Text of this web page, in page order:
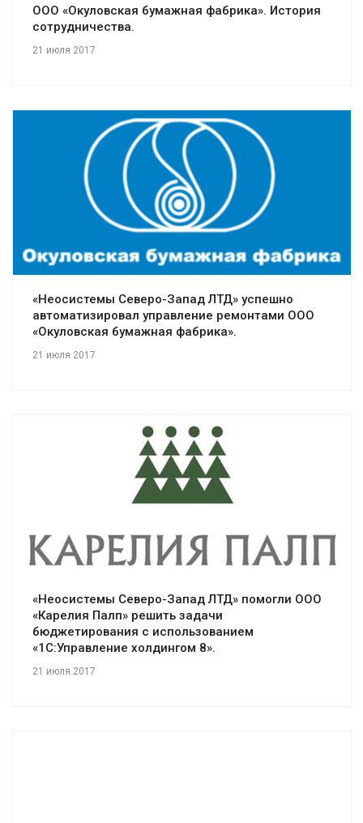
ООО «Окуловская бумажная фабрика». История
сотрудничества.
21 июля 2017
Смотреть проект
«Неосистемы Северо-Запад ЛТД» успешно
автоматизировал управление ремонтами ООО
«Окуловская бумажная фабрика».
21 июля 2017
Смотреть проект
«Неосистемы Северо-Запад ЛТД» помогли ООО
«Карелия Палп» решить задачи
бюджетирования с использованием
«1С:Управление холдингом 8».
21 июля 2017